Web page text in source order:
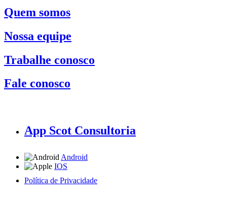
Quem somos
Nossa equipe
Trabalhe conosco
Fale conosco
App Scot Consultoria
Android
IOS
Política de Privacidade